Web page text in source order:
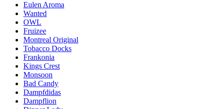
Eulen Aroma
Wanted
OWL
Fruizee
Montreal Original
Tobacco Docks
Frankonia
Kings Crest
Monsoon
Bad Candy
Dampfdidas
Dampflion